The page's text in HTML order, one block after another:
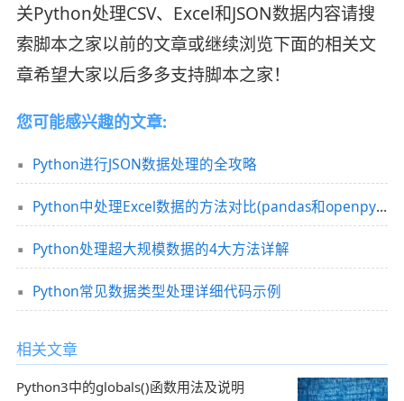
关Python处理CSV、Excel和JSON数据内容请搜
索脚本之家以前的文章或继续浏览下面的相关文
章希望大家以后多多支持脚本之家！
您可能感兴趣的文章:
Python进行JSON数据处理的全攻略
Python中处理Excel数据的方法对比(pandas和openpyxl)
Python处理超大规模数据的4大方法详解
Python常见数据类型处理详细代码示例
相关文章
Python3中的globals()函数用法及说明